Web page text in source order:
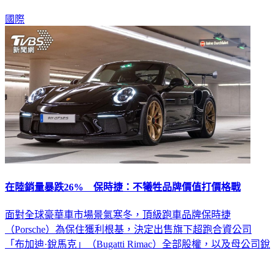
國際
在陸銷量暴跌26% 保時捷：不犧牲品牌價值打價格戰
面對全球豪華車市場景氣寒冬，頂級跑車品牌保時捷
（Porsche）為保住獲利根基，決定出售旗下超跑合資公司
「布加迪·銳馬克」（Bugatti Rimac）全部股權，以及母公司銳